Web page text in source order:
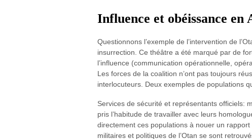
Influence et obéissance en
Questionnons l’exemple de l’intervention de
insurrection. Ce théâtre a été marqué par de
l’influence (communication opérationnelle,
Les forces de la coalition n’ont pas toujours
interlocuteurs. Deux exemples de populations
Services de sécurité et représentants officiels:
pris l’habitude de travailler avec leurs
directement ces populations à nouer un
militaires et politiques de l’Otan se sont